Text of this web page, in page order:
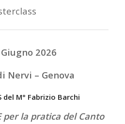
2026
Nervi – Genova
del M° Fabrizio Barchi
per la pratica del Canto